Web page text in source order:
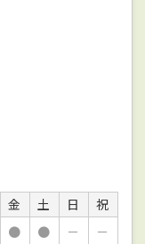
金 土 日
祝
● ● －
－